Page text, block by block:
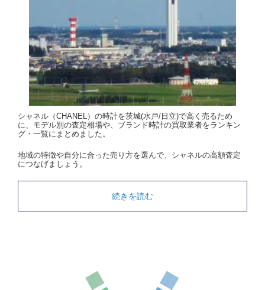
シャネル（CHANEL）の時計を茨城(水戸/日立)で高く売るため
に、モデル別の査定相場や、ブランド時計の買取業者をランキン
グ・一覧にまとめました。
地域の特徴や自分に合った売り方を選んで、シャネルの高額査定
につなげましょう。
続きを読む